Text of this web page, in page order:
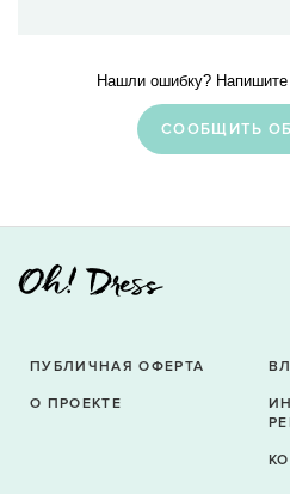
Нашли ошибку?
CООБЩИТЬ
ПУБЛИЧНАЯ ОФЕРТА
О ПРОЕКТЕ